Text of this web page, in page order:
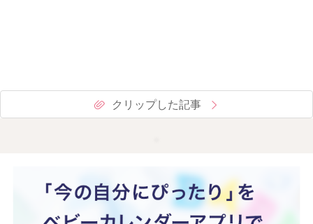
クリップした記事